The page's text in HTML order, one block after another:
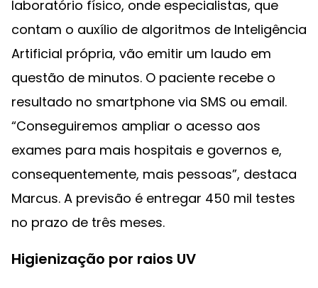
laboratório físico, onde especialistas, que
contam o auxílio de algoritmos de Inteligência
Artificial própria, vão emitir um laudo em
questão de minutos. O paciente recebe o
resultado no smartphone via SMS ou email.
“Conseguiremos ampliar o acesso aos
exames para mais hospitais e governos e,
consequentemente, mais pessoas”, destaca
Marcus. A previsão é entregar 450 mil testes
no prazo de três meses.
Higienização por raios UV